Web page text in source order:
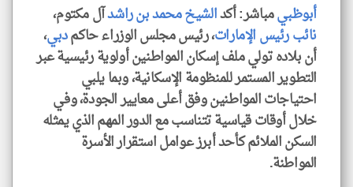
أبوظبيمباشر: أكدالشيخ محمد بن راشدآل مكتوم،
نائب رئيسالإمارات، رئيس مجلس الوزراء حاكمدبي،
أن بلاده تولي ملف إسكان المواطنين أولوية رئيسية عبر
التطوير المستمر للمنظومة الإسكانية، وبما يلبي
احتياجات المواطنين وفق أعلى معايير الجودة، وفي
خلال أوقات قياسية تتناسب مع الدور المهم الذي يمثله
السكن الملائم كأحد أبرز عوامل استقرار الأسرة
المواطنة.
klyoum.com